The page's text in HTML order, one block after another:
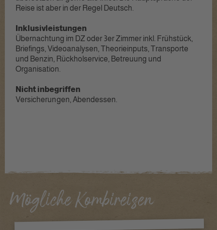
Reise ist aber in der Regel Deutsch.
Inklusivleistungen
Übernachtung im DZ oder 3er Zimmer inkl. Frühstück,
Briefings, Videoanalysen, Theorieinputs, Transporte
und Benzin, Rückholservice, Betreuung und
Organisation.
Nicht inbegriffen
Mögliche Kombireisen